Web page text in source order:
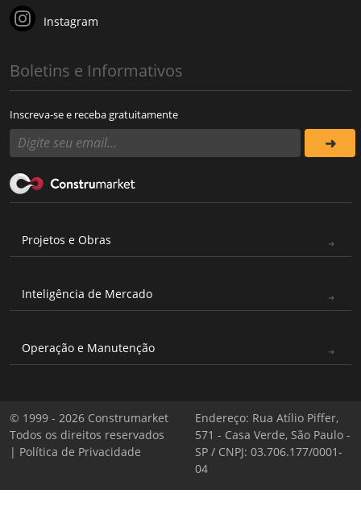
Instagram
Boletins e Informativos
Inscreva-se e receba gratuitamente
Projetos e Obras
Inteligência de Mercado
Operação e Manutenção
© 1999 - 2026 Construmarket
Todos os direitos reservados
| Política de Privacidade
Endereço: Rua Atílio Piffer,
571 - Casa Verde, São Paulo -
SP / CNPJ: 03.706.177/0001-
04